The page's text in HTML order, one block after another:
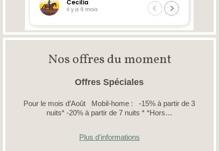
Nos offres du moment
Offres Spéciales
Pour le mois d’Août Mobil-home : -15% à partir de 3
nuits* -20% à partir de 7 nuits * *Hors…
Plus d'informations